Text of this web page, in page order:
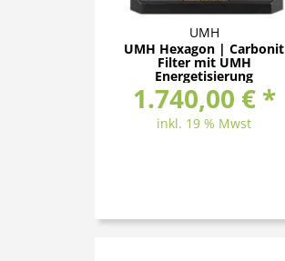
UMH
UMH Hexagon | Carbonit
Filter mit UMH
Energetisierung
1.740,00 € *
inkl. 19 % Mwst